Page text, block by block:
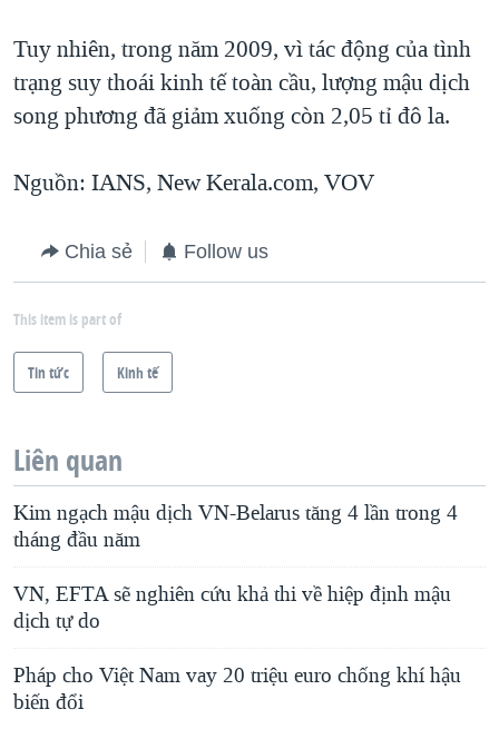
Tuy nhiên, trong năm 2009, vì tác động của tình
trạng suy thoái kinh tế toàn cầu, lượng mậu dịch
song phương đã giảm xuống còn 2,05 tỉ đô la.
Nguồn: IANS, New Kerala.com, VOV
Chia sẻ Follow us
This item is part of
Tin tức Kinh tế
Liên quan
Kim ngạch mậu dịch VN-Belarus tăng 4 lần trong 4
tháng đầu năm
VN, EFTA sẽ nghiên cứu khả thi về hiệp định mậu
dịch tự do
Pháp cho Việt Nam vay 20 triệu euro chống khí hậu
biến đổi